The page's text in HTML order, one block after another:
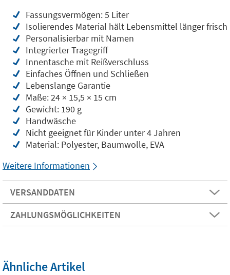
Fassungsvermögen: 5 Liter
Isolierendes Material hält Lebensmittel länger frisch
Personalisierbar mit Namen
Integrierter Tragegriff
Innentasche mit Reißverschluss
Einfaches Öffnen und Schließen
Lebenslange Garantie
Maße: 24 × 15,5 × 15 cm
Gewicht: 190 g
Handwäsche
Nicht geeignet für Kinder unter 4 Jahren
Material: Polyester, Baumwolle, EVA
Weitere Informationen
VERSANDDATEN
ZAHLUNGSMÖGLICHKEITEN
Ähnliche Artikel